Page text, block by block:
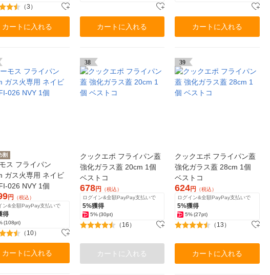
（3）
カートに入れる カートに入れる カートに入れる
割
ス フライパン
ガス火専用 ネイビ
026 NVY 1個
円
（税込）
ン&全額PayPay支払いで
得
(108pt)
（10）
カートに入れる
38
クックエポ フライパン蓋
強化ガラス蓋 20cm 1個
ベストコ
678円
（税込）
ログイン&全額PayPay支払いで
5%獲得
5% (30pt)
（16）
カートに入れる
39
クックエポ フライパン蓋
強化ガラス蓋 28cm 1個
ベストコ
624円
（税込）
ログイン&全額PayPay支払いで
5%獲得
5% (27pt)
（13）
カートに入れる